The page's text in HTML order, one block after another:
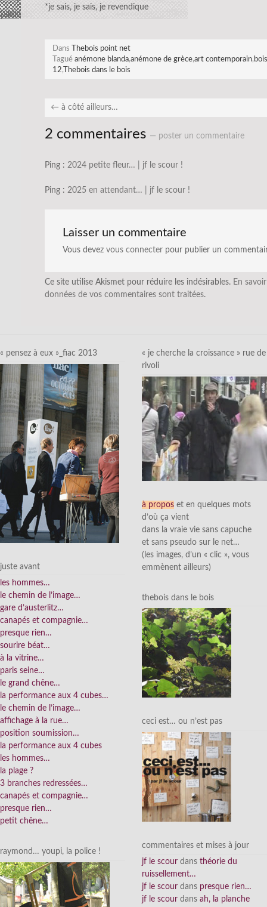
*je sais, je sais, je revendique
Dans
Thebois point net
Tagué anémone blanda,anémone de grèce,art contemporain,
12,Thebois dans le bois
← à côté ailleurs…
2 commentaires — poster un commentaire
Ping : 2024 petite fleur… | jf le scour !
Ping : 2025 en attendant… | jf le scour !
Laisser un commentaire
Vous devez vous connecter pour publier un
Ce site utilise Akismet pour réduire les indésirables. En
données de vos commentaires sont traitées.
« pensez à eux »_fiac 2013
juste avant
les hommes…
le chemin de l’image…
gare d’austerlitz…
canapés et compagnie…
presque rien…
sourire béat…
à la vitrine…
paris seine…
le grand chêne…
la performance aux 4 cubes…
le chemin de l’image…
affichage à la rue…
position soumission…
la performance aux 4 cubes
les hommes…
la plage ?
3 branches redressées…
canapés et compagnie…
presque rien…
petit chêne…
raymond… youpi, la police !
« je cherche la croissance » rue de
rivoli
à propos et en quelques mots
d’où ça vient
dans la vraie vie sans capuche
et sans pseudo sur le net…
(les images, d’un « clic », vous
emmènent ailleurs)
thebois dans le bois
ceci est… ou n’est pas
commentaires et mises à jour
jf le scour dans théorie du
ruissellement…
jf le scour dans presque rien…
jf le scour dans ah, la planche